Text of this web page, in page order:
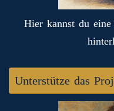
Hier kannst du eine
Unterstütze das